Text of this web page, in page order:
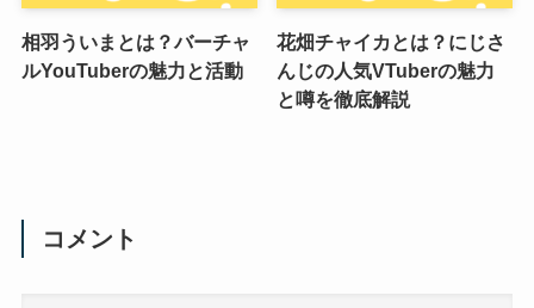
相羽ういまとは？バーチャ
ルYouTuberの魅力と活動
花畑チャイカとは？にじさ
んじの人気VTuberの魅力
と噂を徹底解説
コメント